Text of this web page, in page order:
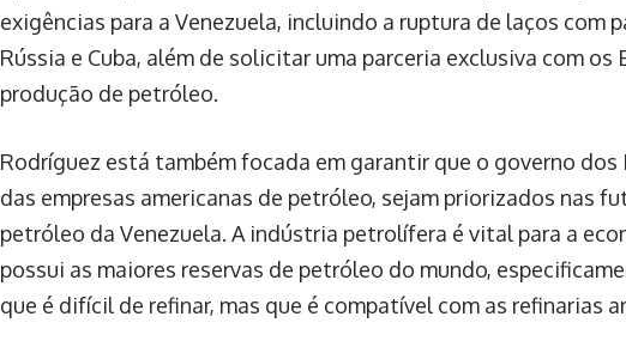
exigências para a Venezuela, incluindo a ruptura de laços com
Rússia e Cuba, além de solicitar uma parceria exclusiva com os
produção de petróleo.
Rodríguez está também focada em garantir que o governo dos
das empresas americanas de petróleo, sejam priorizados nas
petróleo da Venezuela. A indústria petrolífera é vital para a
possui as maiores reservas de petróleo do mundo,
que é difícil de refinar, mas que é compatível com as refinarias